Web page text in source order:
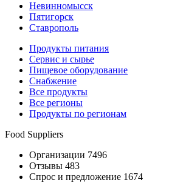
Невинномысск
Пятигорск
Ставрополь
Продукты питания
Сервис и сырье
Пищевое оборудование
Снабжение
Все продукты
Все регионы
Продукты по регионам
Food Suppliers
Организации 7496
Отзывы 483
Спрос и предложение 1674